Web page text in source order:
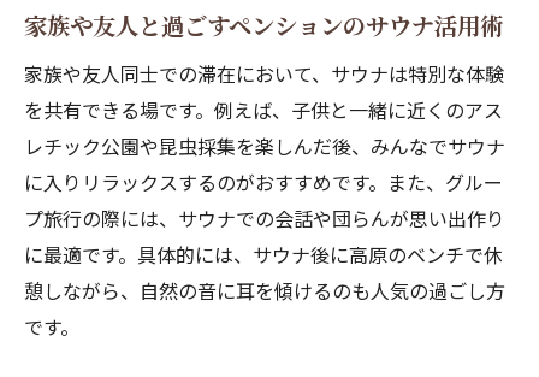
家族や友人と過ごすペンションのサウナ活用術
家族や友人同士での滞在において、サウナは特別な体験
を共有できる場です。例えば、子供と一緒に近くのアス
レチック公園や昆虫採集を楽しんだ後、みんなでサウナ
に入りリラックスするのがおすすめです。また、グルー
プ旅行の際には、サウナでの会話や団らんが思い出作り
に最適です。具体的には、サウナ後に高原のベンチで休
憩しながら、自然の音に耳を傾けるのも人気の過ごし方
です。